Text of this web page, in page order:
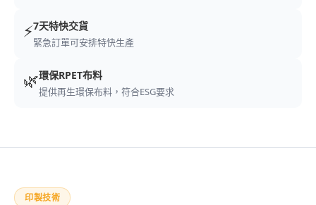
⚡7天特快交貨
緊急訂單可安排特快生產
🌿環保RPET布料
提供再生環保布料，符合ESG要求
印製技術